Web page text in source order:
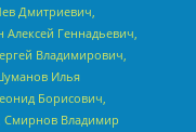
Дмитриевич,
Геннадьевич,
Владимирович,
Илья
Борисович,
Смирнов Владимир